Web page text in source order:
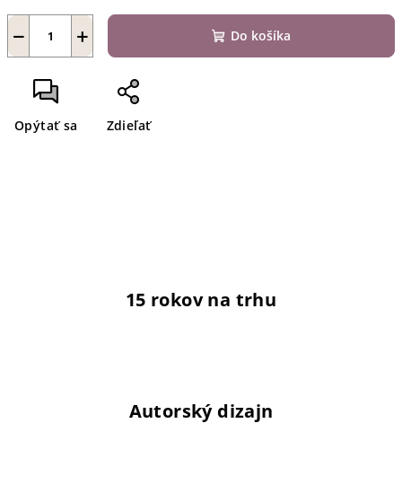
+
− Do košíka
Opýtať sa Zdieľať
15 rokov na trhu
Autorský dizajn